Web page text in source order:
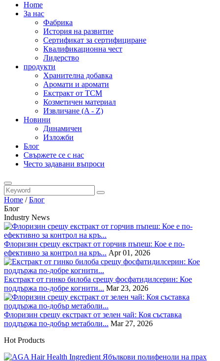
Home
За нас
Фабрика
История на развитие
Сертификат за сертифициране
Квалификационна чест
Лидерство
продукти
Хранителна добавка
Аромати и аромати
Екстракт от TCM
Козметичен материал
Извличане (A - Z)
Новини
Динамичен
Изложби
Блог
Свържете се с нас
Често задавани въпроси
Home /Блог
Блог
Industry News
Флоризин срещу екстракт от горчив пъпеш: Кое е по-
ефективно за контрол на кръ... Apr 01, 2026
Екстракт от гинко билоба срещу фосфатидилсерин: Кое
поддържа по-добре когнити... Mar 23, 2026
Флоризин срещу екстракт от зелен чай: Коя съставка
поддържа по-добър метаболи... Mar 27, 2026
Hot Products